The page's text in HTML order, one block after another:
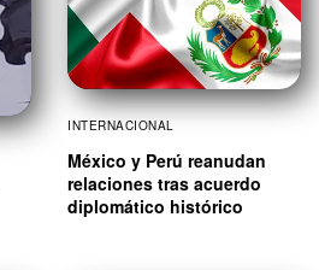
INTERNACIONAL
México y Perú reanudan
relaciones tras acuerdo
diplomático histórico